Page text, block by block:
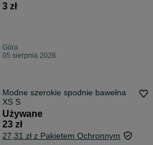
3 zł
Góra
05 sierpnia 2026
Modne szerokie spodnie bawełna
XS S
Używane
23 zł
27,31 zł z Pakietem Ochronnym